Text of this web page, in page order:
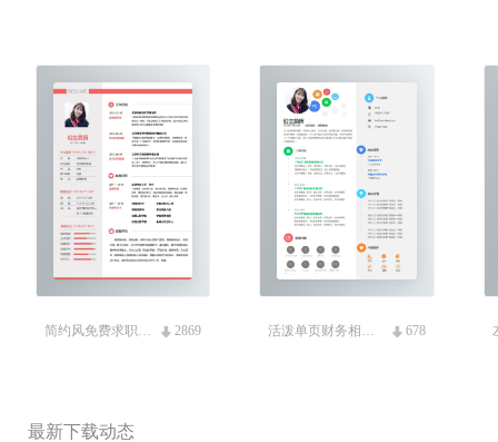
简约风免费求职简历模板 2869 活泼单页财务相关免费简历 678
最新下载动态